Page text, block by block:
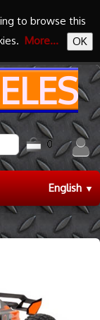
to browse this
More... OK
0
English▼